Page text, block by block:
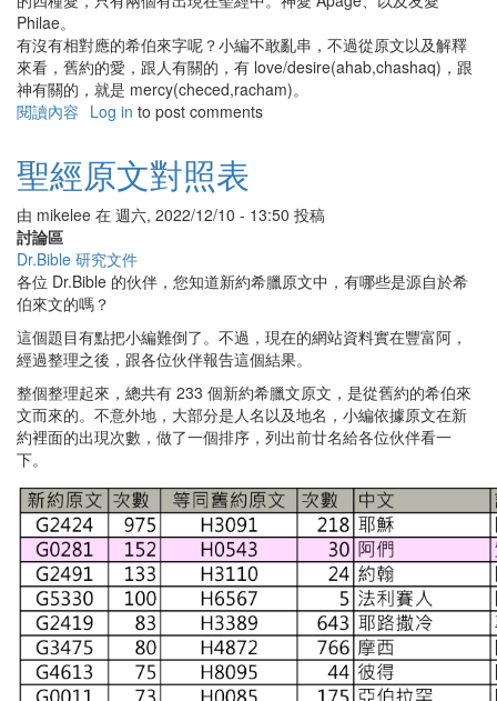
Philae。
有沒有相對應的希伯來字呢？小編不敢亂串，不過從原文以及解釋
來看，舊約的愛，跟人有關的，有 love/desire(ahab,chashaq)，跟
神有關的，就是 mercy(checed,racham)。
閱讀內容 有
聖
經
的
Log in to post comments
聖經原文對照表
由 mikelee 在 週六, 2022/12/10 - 13:50 投稿
討論區
Dr.Bible 研究文件
各位 Dr.Bible 的伙伴，您知道新約希臘原文中，有哪些是源自於希
伯來文的嗎？
這個題目有點把小編難倒了。不過，現在的網站資料實在豐富阿，
經過整理之後，跟各位伙伴報告這個結果。
整個整理起來，總共有 233 個新約希臘文原文，是從舊約的希伯來
文而來的。不意外地，大部分是人名以及地名，小編依據原文在新
約裡面的出現次數，做了一個排序，列出前廿名給各位伙伴看一
下。